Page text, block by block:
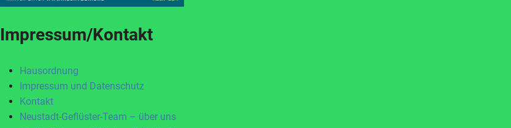
Impressum/Kontakt
Hausordnung
Impressum und Datenschutz
Kontakt
Neustadt-Geflüster-Team – über uns